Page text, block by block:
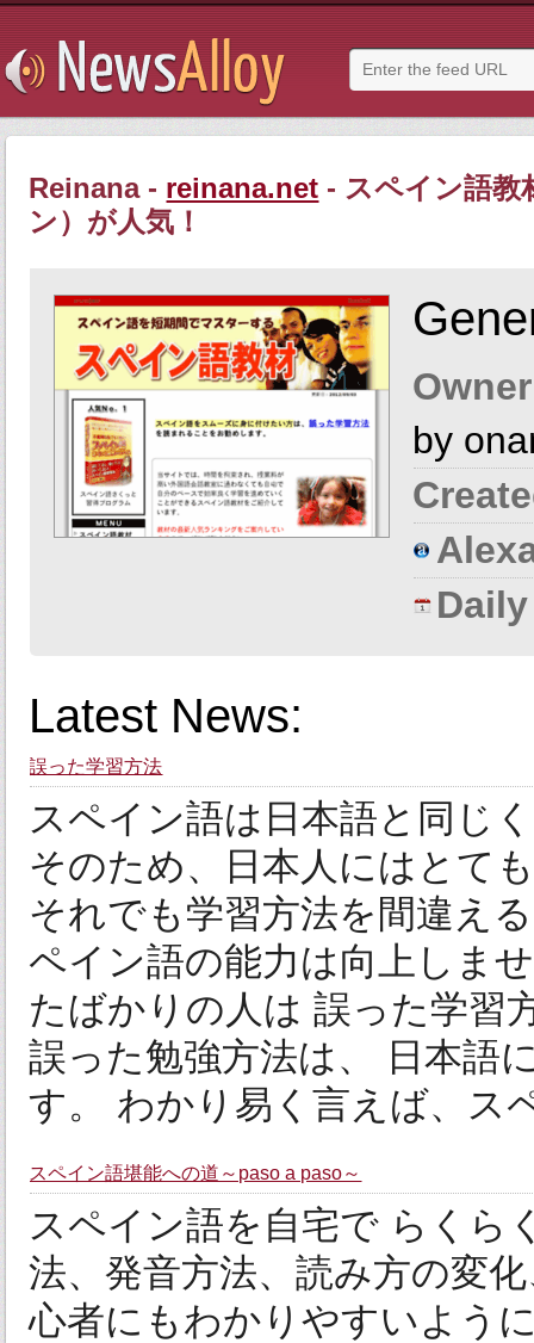
Reinana - reinana.net - スペイン語教
ン）が人気！
by
Latest News:
誤った学習方法
スペイン語は日本語と同じ
そのため、日本人にはとて
それでも学習方法を間違え
ペイン語の能力は向上しま
たばかりの人は 誤った学習
誤った勉強方法は、 日本語
す。 わかり易く言えば、ス
スペイン語堪能への道～paso a paso～
スペイン語を自宅で らくら
法、発音方法、読み方の変
心者にもわかりやすいよう